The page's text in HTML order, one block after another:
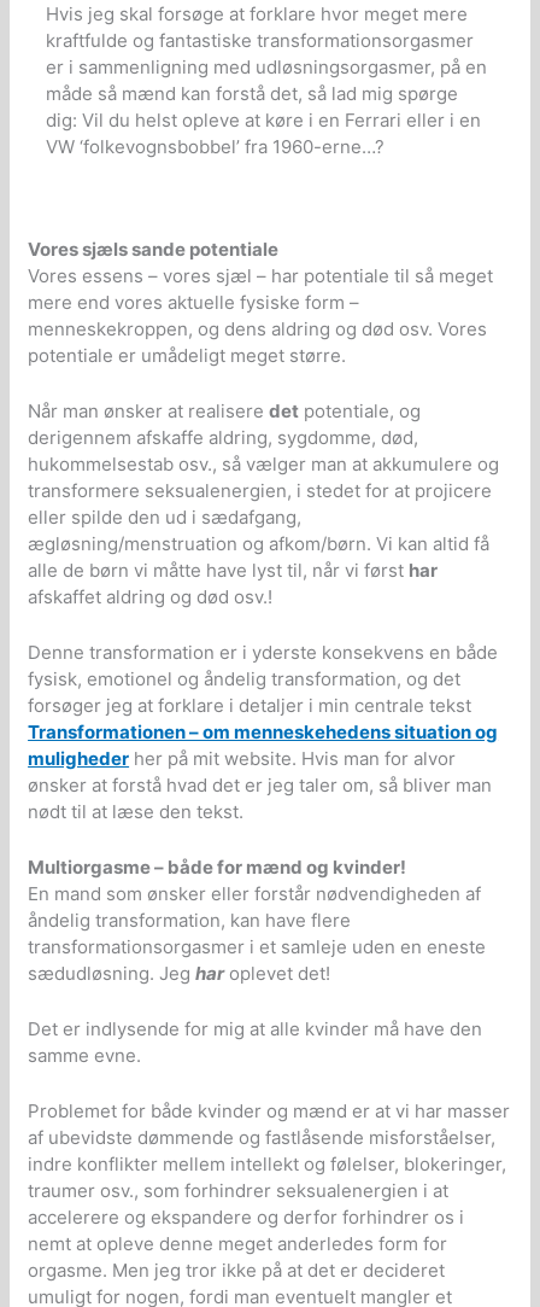
Hvis jeg skal forsøge at forklare hvor meget mere
kraftfulde og fantastiske transformationsorgasmer
er i sammenligning med udløsningsorgasmer, på en
måde så mænd kan forstå det, så lad mig spørge
dig: Vil du helst opleve at køre i en Ferrari eller i en
VW ‘folkevognsbobbel’ fra 1960-erne…?
Vores sjæls sande potentiale
Vores essens – vores sjæl – har potentiale til så meget
mere end vores aktuelle fysiske form –
menneskekroppen, og dens aldring og død osv. Vores
potentiale er umådeligt meget større.
Når man ønsker at realiseredet potentiale, og
derigennem afskaffe aldring, sygdomme, død,
hukommelsestab osv., så vælger man at akkumulere og
transformere seksualenergien, i stedet for at projicere
eller spilde den ud i sædafgang,
ægløsning/menstruation og afkom/børn. Vi kan altid få
alle de børn vi måtte have lyst til, når vi først har
afskaffet aldring og død osv.!
Denne transformation er i yderste konsekvens en både
fysisk, emotionel og åndelig transformation, og det
forsøger jeg at forklare i detaljer i min centrale tekst
Transformationen – om menneskehedens situation og
muligheder her på mit website. Hvis man for alvor
ønsker at forstå hvad det er jeg taler om, så bliver man
nødt til at læse den tekst.
Multiorgasme – både for mænd og kvinder!
En mand som ønsker eller forstår nødvendigheden af
åndelig transformation, kan have flere
transformationsorgasmer i et samleje uden en eneste
sædudløsning. Jegharoplevet det!
Det er indlysende for mig at alle kvinder må have den
samme evne.
Problemet for både kvinder og mænd er at vi har masser
af ubevidste dømmende og fastlåsende misforståelser,
indre konflikter mellem intellekt og følelser, blokeringer,
traumer osv., som forhindrer seksualenergien i at
accelerere og ekspandere og derfor forhindrer os i
nemt at opleve denne meget anderledes form for
orgasme. Men jeg tror ikke på at det er decideret
umuligt for nogen, fordi man eventuelt mangler et